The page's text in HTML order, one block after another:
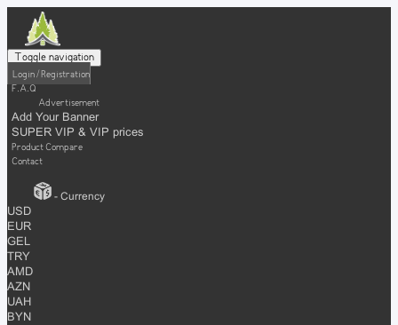
Toggle navigation
Login / Registration
F.A.Q
Advertisement
Add Your Banner
SUPER VIP & VIP prices
Product Compare
Contact
- Currency
USD
EUR
GEL
TRY
AMD
AZN
UAH
BYN